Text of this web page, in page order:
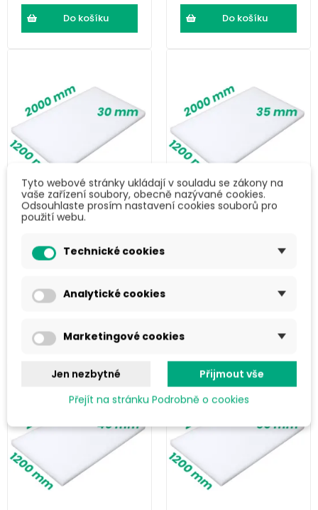
Do košíku Do košíku
LDPE pěna (2000
× 1200 × 30) mm
563,49 Kč s DPH
Do košíku
LDPE pěna (2000
Tyto webové stránky ukládají v souladu se zákony na
vaše zařízení soubory, obecně nazývané cookies.
Odsouhlaste prosím nastavení cookies souborů pro
použití webu.
Technické cookies
Analytické cookies
Marketingové cookies
Jen nezbytné
Přijmout vše
Přejít na stránku Podrobně o cookies